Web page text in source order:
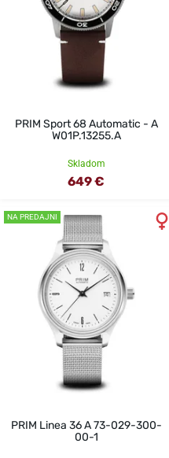
PRIM Sport 68 Automatic - A
W01P.13255.A
Skladom
649 €
NA PREDAJNI
PRIM Linea 36 A 73-029-300-
00-1